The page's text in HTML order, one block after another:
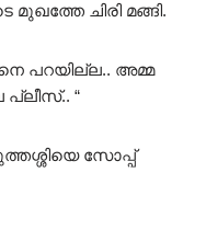
ചിരി മങ്ങി.
പറയില്ല.. അമ്മ
“
സോപ്പ്